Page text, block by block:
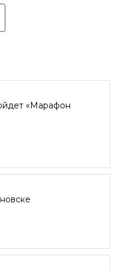
«Марафон